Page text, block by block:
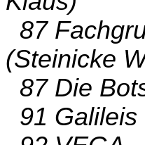
87
(Steinicke
87 Die
91